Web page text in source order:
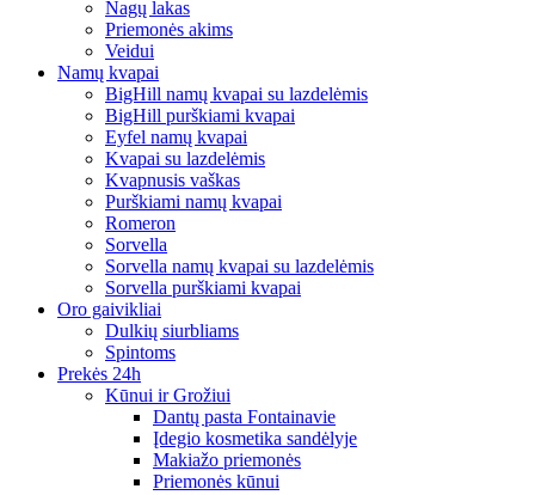
Nagų lakas
Priemonės akims
Veidui
Namų kvapai
BigHill namų kvapai su lazdelėmis
BigHill purškiami kvapai
Eyfel namų kvapai
Kvapai su lazdelėmis
Kvapnusis vaškas
Purškiami namų kvapai
Romeron
Sorvella
Sorvella namų kvapai su lazdelėmis
Sorvella purškiami kvapai
Oro gaivikliai
Dulkių siurbliams
Spintoms
Prekės 24h
Kūnui ir Grožiui
Dantų pasta Fontainavie
Įdegio kosmetika sandėlyje
Makiažo priemonės
Priemonės kūnui